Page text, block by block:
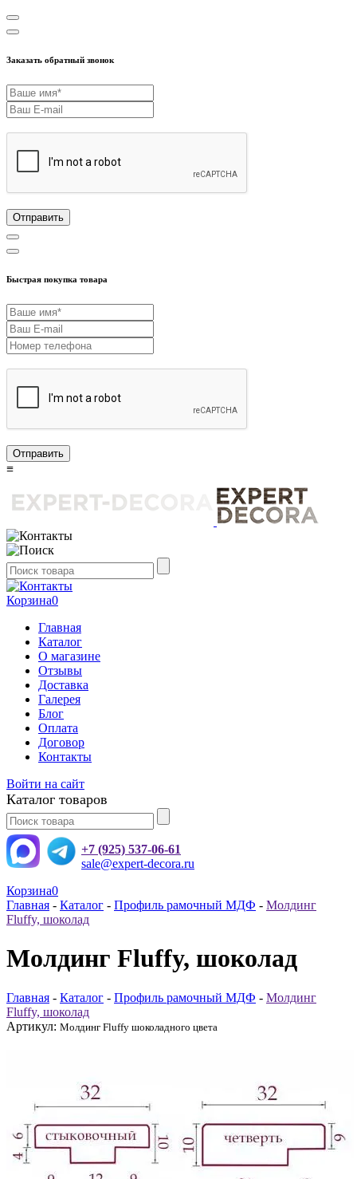
Заказать обратный звонок
Отправить
Быстрая покупка товара
Отправить
≡
Корзина0
Главная
Каталог
О магазине
Отзывы
Доставка
Галерея
Блог
Оплата
Договор
Контакты
Войти на сайт
Каталог товаров
+7 (925) 537-06-61
sale@expert-decora.ru
Корзина0
Главная - Каталог - Профиль рамочный МДФ - Молдинг
Fluffy, шоколад
Молдинг Fluffy, шоколад
Главная - Каталог - Профиль рамочный МДФ - Молдинг
Fluffy, шоколад
Артикул: Молдинг Fluffy шоколадного цвета